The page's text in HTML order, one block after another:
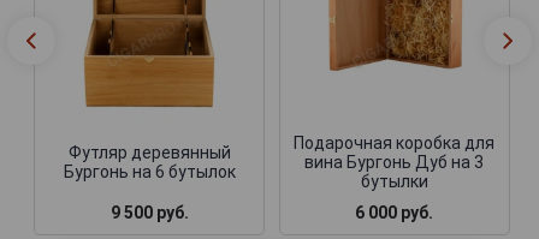
Футляр деревянный
Бургонь на 6 бутылок
9 500 руб.
Подарочная коробка для
вина Бургонь Дуб на 3
бутылки
6 000 руб.